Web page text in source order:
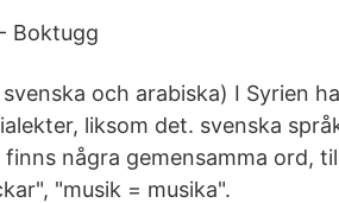
Boktugg
och arabiska) I Syrien
liksom det. svenska
några gemensamma ord,
"musik = musika".